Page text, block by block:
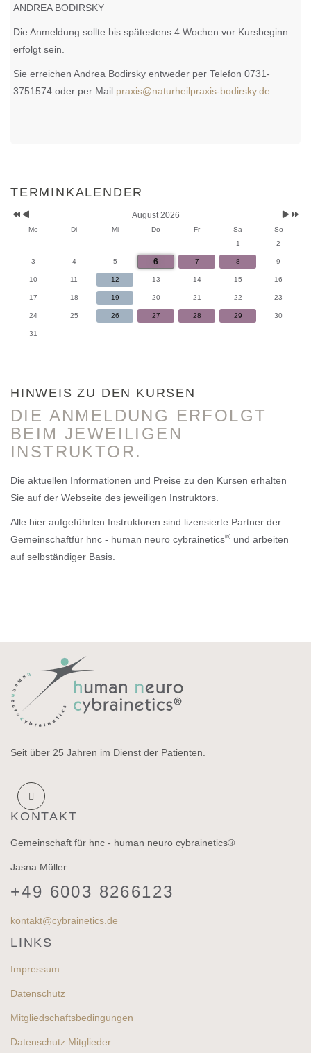
ANDREA BODIRSKY
Die Anmeldung sollte bis spätestens 4 Wochen vor Kursbeginn
erfolgt sein.
Sie erreichen Andrea Bodirsky entweder per Telefon 0731-
3751574 oder per Mail praxis@naturheilpraxis-bodirsky.de
TERMINKALENDER
JahrMonat
August 2026
Mo Di Mi Do Fr Sa
So
1
2
3 4 5 6 7 8 9
10 11 12 13 14 15 16
17 18 19 20 21 22 23
24 25 26 27 28 29 30
31
HINWEIS ZU DEN KURSEN
DIE ANMELDUNG ERFOLGT
BEIM JEWEILIGEN
INSTRUKTOR.
Die aktuellen Informationen und Preise zu den Kursen erhalten
Sie auf der Webseite des jeweiligen Instruktors.
Alle hier aufgeführten Instruktoren sind lizensierte Partner der
Gemeinschaftfür hnc - human neuro cybrainetics® und arbeiten
auf selbständiger Basis.
Seit über 25 Jahren im Dienst der Patienten.
KONTAKT
Gemeinschaft für hnc - human neuro cybrainetics®
Jasna Müller
+49 6003 8266123
kontakt@cybrainetics.de
LINKS
Impressum
Datenschutz
Mitgliedschaftsbedingungen
Datenschutz Mitglieder